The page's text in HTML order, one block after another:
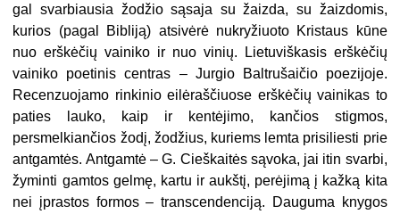
gal svarbiausia žodžio sąsaja su žaizda, su žaizdomis,
kurios (pagal Bibliją) atsivėrė nukryžiuoto Kristaus kūne
nuo erškėčių vainiko ir nuo vinių. Lietuviškasis erškėčių
vainiko poetinis centras – Jurgio Baltrušaičio poezijoje.
Recenzuojamo rinkinio eilėraščiuose erškėčių vainikas to
paties lauko, kaip ir kentėjimo, kančios stigmos,
persmelkiančios žodį, žodžius, kuriems lemta prisiliesti prie
antgamtės. Antgamtė – G. Cieškaitės sąvoka, jai itin svarbi,
žyminti gamtos gelmę, kartu ir aukštį, perėjimą į kažką kita
nei įprastos formos – transcendenciją. Dauguma knygos